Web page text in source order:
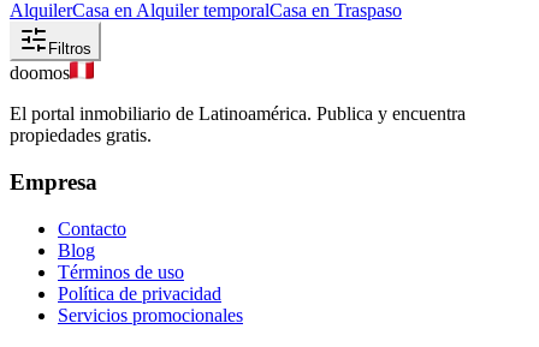
AlquilerCasa en Alquiler temporalCasa en Traspaso
Filtros
doomos
El portal inmobiliario de Latinoamérica. Publica y encuentra
propiedades gratis.
Empresa
Contacto
Blog
Términos de uso
Política de privacidad
Servicios promocionales